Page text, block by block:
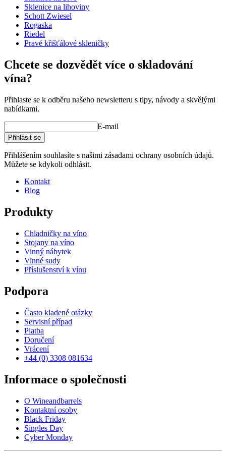
Extrémně tenké a lehké ústně foukané brýle.
Vyvinuto speciálně pro silná červená vína s vysokým
Bezolovnaté křišťálové sklo vhodné do myčky na nádobí.
Kapacita (cl)83
Ostatní
Gravírování
Sklenice na lihoviny
Schott Zwiesel
Rogaska
Riedel
Pravé křišťálové skleničky
Chcete se dozvědět více o skladování
vína?
Přihlaste se k odběru našeho newsletteru s tipy, návody a skvělými
nabídkami.
E-mail
Přihlásit se
Přihlášením souhlasíte s našimi zásadami ochrany osobních údajů.
Můžete se kdykoli odhlásit.
Kontakt
Blog
Produkty
Chladničky na víno
Stojany na víno
Vinný nábytek
Vinné sudy
Příslušenství k vínu
Podpora
Často kladené otázky
Servisní případ
Platba
Doručení
Vrácení
+44 (0) 3308 081634
Informace o společnosti
O Wineandbarrels
Kontaktní osoby
Black Friday
Singles Day
Cyber Monday